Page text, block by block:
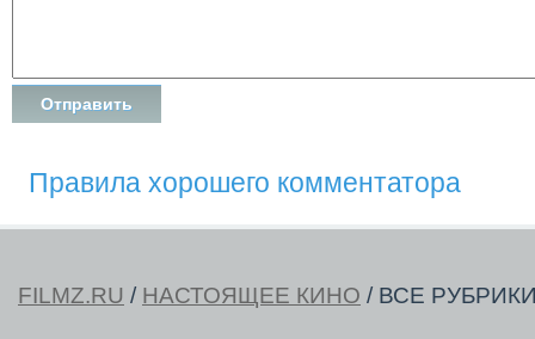
Правила хорошего комментатора
FILMZ.RU / НАСТОЯЩЕЕ КИНО / ВСЕ